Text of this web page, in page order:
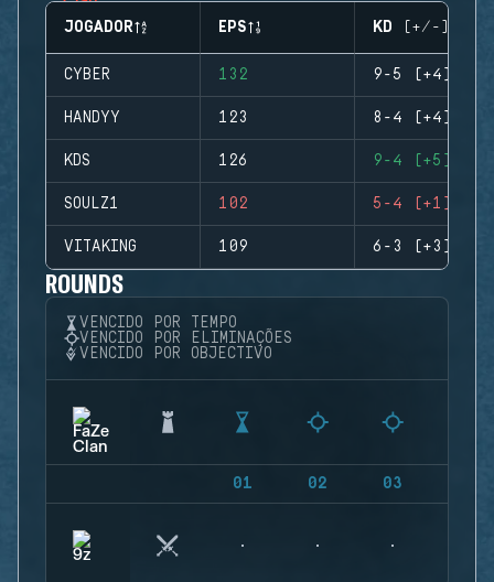
JOGADOR EPS KD (+/-)
CYBER 132 9-5 (+4)
HANDYY 123 8-4 (+4)
KDS 126 9-4 (+5)
SOULZ1 102 5-4 (+1)
VITAKING 109 6-3 (+3)
ROUNDS
VENCIDO POR TEMPO
VENCIDO POR ELIMINAÇÕES
VENCIDO POR OBJECTIVO
01 02 03